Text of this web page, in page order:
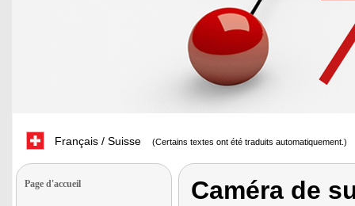
Français / Suisse (Certains textes ont été traduits automatiquement.)
Page d'accueil
Caméra de